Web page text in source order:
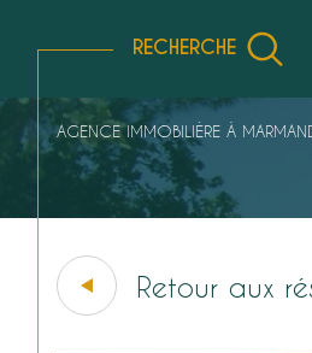
Vente Immobilier
Location
RECHERCHE
AGENCE IMMOBILIÈRE À
Retour aux